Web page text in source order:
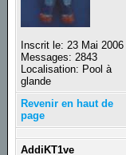
Inscrit le: 23 Mai 2006
Messages: 2843
Localisation: Pool à
glande
Revenir en haut de
page
AddiKT1ve